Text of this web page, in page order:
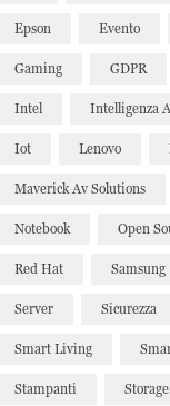
Epson Evento
Gaming GDPR
Intel Intelligenza
Iot Lenovo
Maverick Av Solutions
Notebook Open
Red Hat Samsung
Server Sicurezza
Smart Living
Stampanti Storage